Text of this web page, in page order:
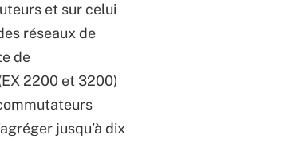
et sur celui
réseaux de
de
2200 et 3200)
jusqu’à dix